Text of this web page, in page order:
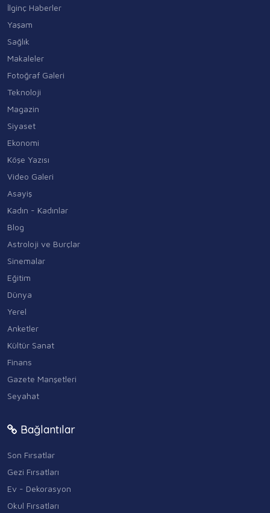
İlginç Haberler
Yaşam
Sağlık
Makaleler
Fotoğraf Galeri
Teknoloji
Magazin
Siyaset
Ekonomi
Köşe Yazısı
Video Galeri
Asayiş
Kadın - Kadınlar
Blog
Astroloji ve Burçlar
Sinemalar
Eğitim
Dünya
Yerel
Anketler
Kültür Sanat
Finans
Gazete Manşetleri
Seyahat
Bağlantılar
Son Fırsatlar
Gezi Fırsatları
Ev - Dekorasyon
Okul Fırsatları